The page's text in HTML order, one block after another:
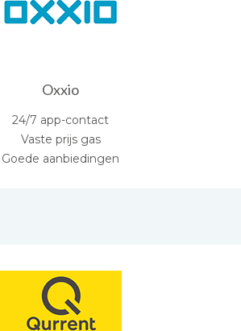
Oxxio
24/7 app-contact
Vaste prijs gas
Goede aanbiedingen